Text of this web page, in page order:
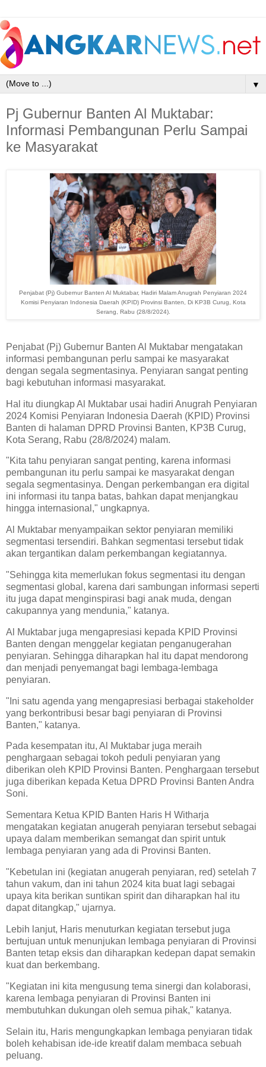
▼
Pj Gubernur Banten Al Muktabar:
Informasi Pembangunan Perlu Sampai
ke Masyarakat
Penjabat (Pj) Gubernur Banten Al Muktabar, Hadiri Malam Anugrah Penyiaran 2024
Komisi Penyiaran Indonesia Daerah (KPID) Provinsi Banten, Di KP3B Curug, Kota
Serang, Rabu (28/8/2024).
Penjabat (Pj) Gubernur Banten Al Muktabar mengatakan
informasi pembangunan perlu sampai ke masyarakat
dengan segala segmentasinya. Penyiaran sangat penting
bagi kebutuhan informasi masyarakat.
Hal itu diungkap Al Muktabar usai hadiri Anugrah Penyiaran
2024 Komisi Penyiaran Indonesia Daerah (KPID) Provinsi
Banten di halaman DPRD Provinsi Banten, KP3B Curug,
Kota Serang, Rabu (28/8/2024) malam.
"Kita tahu penyiaran sangat penting, karena informasi
pembangunan itu perlu sampai ke masyarakat dengan
segala segmentasinya. Dengan perkembangan era digital
ini informasi itu tanpa batas, bahkan dapat menjangkau
hingga internasional," ungkapnya.
Al Muktabar menyampaikan sektor penyiaran memiliki
segmentasi tersendiri. Bahkan segmentasi tersebut tidak
akan tergantikan dalam perkembangan kegiatannya.
"Sehingga kita memerlukan fokus segmentasi itu dengan
segmentasi global, karena dari sambungan informasi seperti
itu juga dapat menginspirasi bagi anak muda, dengan
cakupannya yang mendunia," katanya.
Al Muktabar juga mengapresiasi kepada KPID Provinsi
Banten dengan menggelar kegiatan penganugerahan
penyiaran. Sehingga diharapkan hal itu dapat mendorong
dan menjadi penyemangat bagi lembaga-lembaga
penyiaran.
"Ini satu agenda yang mengapresiasi berbagai stakeholder
yang berkontribusi besar bagi penyiaran di Provinsi
Banten," katanya.
Pada kesempatan itu, Al Muktabar juga meraih
penghargaan sebagai tokoh peduli penyiaran yang
diberikan oleh KPID Provinsi Banten. Penghargaan tersebut
juga diberikan kepada Ketua DPRD Provinsi Banten Andra
Soni.
Sementara Ketua KPID Banten Haris H Witharja
mengatakan kegiatan anugerah penyiaran tersebut sebagai
upaya dalam memberikan semangat dan spirit untuk
lembaga penyiaran yang ada di Provinsi Banten.
"Kebetulan ini (kegiatan anugerah penyiaran, red) setelah 7
tahun vakum, dan ini tahun 2024 kita buat lagi sebagai
upaya kita berikan suntikan spirit dan diharapkan hal itu
dapat ditangkap," ujarnya.
Lebih lanjut, Haris menuturkan kegiatan tersebut juga
bertujuan untuk menunjukan lembaga penyiaran di Provinsi
Banten tetap eksis dan diharapkan kedepan dapat semakin
kuat dan berkembang.
"Kegiatan ini kita mengusung tema sinergi dan kolaborasi,
karena lembaga penyiaran di Provinsi Banten ini
membutuhkan dukungan oleh semua pihak," katanya.
Selain itu, Haris mengungkapkan lembaga penyiaran tidak
boleh kehabisan ide-ide kreatif dalam membaca sebuah
peluang.